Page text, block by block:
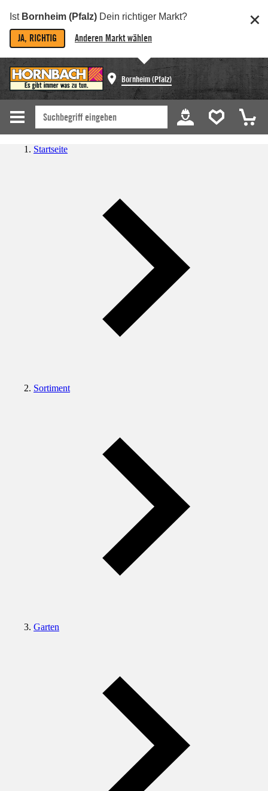
Ist Bornheim (Pfalz) Dein richtiger Markt?
JA, RICHTIG Anderen Markt wählen
Bornheim (Pfalz)
Startseite
Sortiment
Garten